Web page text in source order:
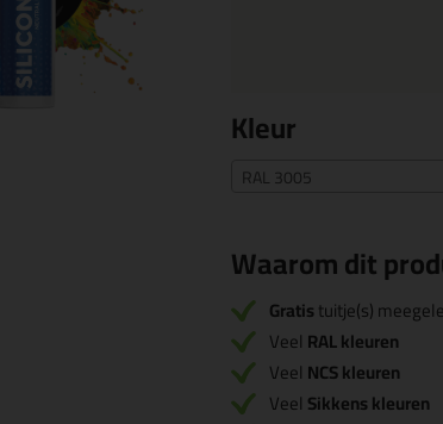
Kleur
RAL 3005
Waarom dit
Gratistuitje(s)
Veel RAL kleuren
Veel NCS kleuren
Veel Sikkens kleuren